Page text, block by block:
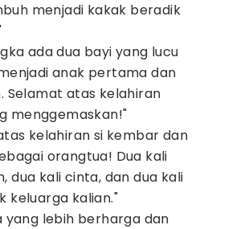
menjadi kakak beradik
ada dua bayi yang lucu
anak pertama dan
Selamat atas kelahiran
menggemaskan!"
kelahiran si kembar dan
orangtua! Dua kali
dua kali cinta, dan dua kali
keluarga kalian."
yang lebih berharga dan